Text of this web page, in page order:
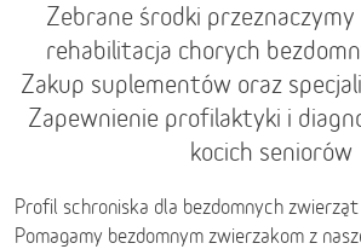
Zebrane środki przeznaczymy
rehabilitacja chorych
Zakup suplementów oraz
Zapewnienie profilaktyki i
kocich seniorów
Profil schroniska dla bezdomnych
Pomagamy bezdomnym zwierzakom z